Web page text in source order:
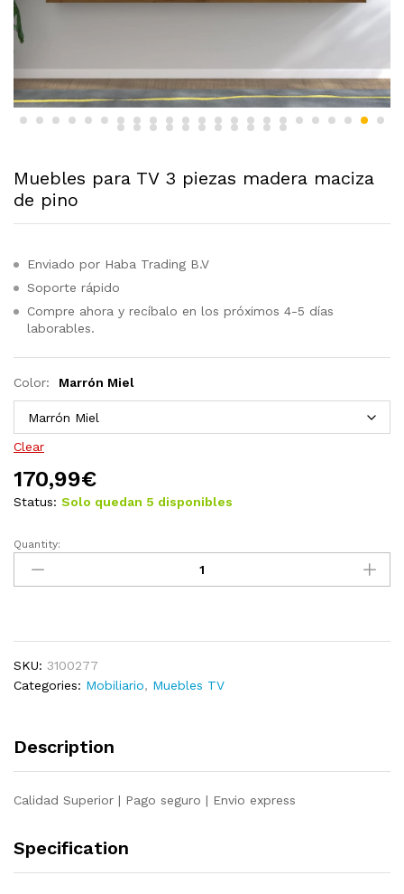
Muebles para TV 3 piezas madera maciza
de pino
Enviado por Haba Trading B.V
Soporte rápido
Compre ahora y recíbalo en los próximos 4-5 días
laborables.
Color: Marrón Miel
Clear
170,99€
Status: Solo quedan 5 disponibles
Muebles
para
TV
maciza
de
Quantity:
SKU: 3100277
Categories: Mobiliario, Muebles TV
Description
Calidad Superior | Pago seguro | Envio express
Specification